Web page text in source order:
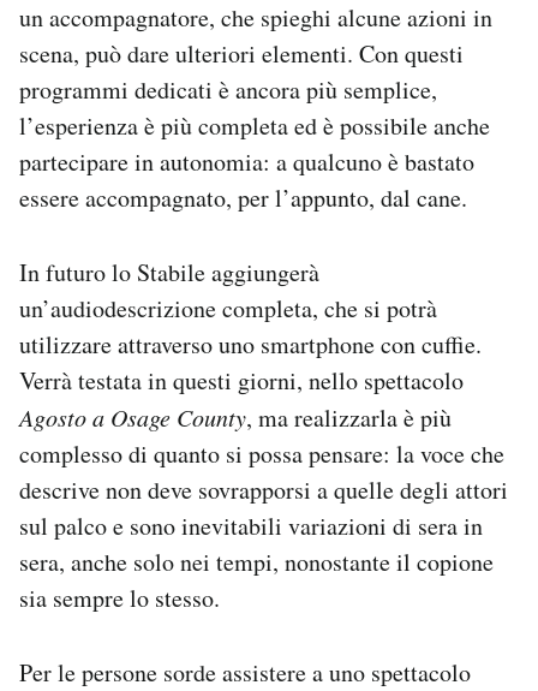
un accompagnatore, che spieghi alcune azioni in
scena, può dare ulteriori elementi. Con questi
programmi dedicati è ancora più semplice,
l’esperienza è più completa ed è possibile anche
partecipare in autonomia: a qualcuno è bastato
essere accompagnato, per l’appunto, dal cane.
In futuro lo Stabile aggiungerà
un’audiodescrizione completa, che si potrà
utilizzare attraverso uno smartphone con cuffie.
Verrà testata in questi giorni, nello spettacolo
Agosto a Osage County, ma realizzarla è più
complesso di quanto si possa pensare: la voce che
descrive non deve sovrapporsi a quelle degli attori
sul palco e sono inevitabili variazioni di sera in
sera, anche solo nei tempi, nonostante il copione
sia sempre lo stesso.
Per le persone sorde assistere a uno spettacolo